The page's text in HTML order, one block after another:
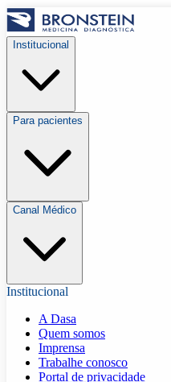
Institucional
Para pacientes
Canal Médico
Institucional
A Dasa
Quem somos
Imprensa
Trabalhe conosco
Portal de privacidade